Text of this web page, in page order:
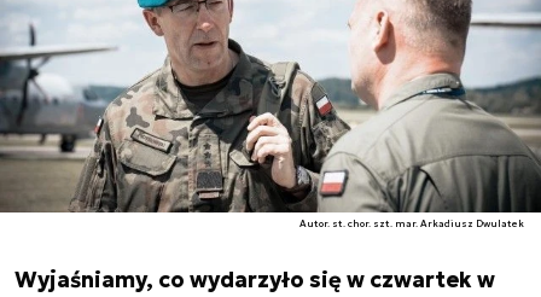
Autor. st. chor. szt. mar. Arkadiusz Dwulatek
Wyjaśniamy, co wydarzyło się w czwartek w